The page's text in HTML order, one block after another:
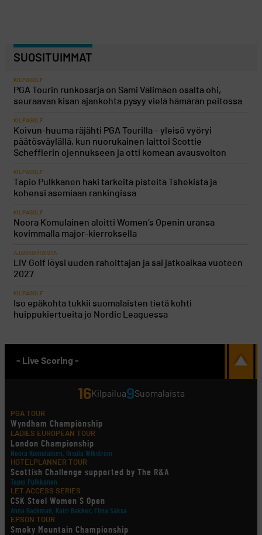
SUOSITUIMMAT
KILPAGOLF
PGA Tourin runkosarja on Sami Välimäen osalta ohi,
seuraavan kisan ajankohta pysyy vielä hämärän peitossa
KILPAGOLF
Koivun-huuma räjähti PGA Tourilla – yleisö vyöryi
päätösväylällä, kun nuorukainen laittoi Scottie
Schefflerin ojennukseen ja otti komean avausvoiton
KILPAGOLF
Tapio Pulkkanen haki tärkeitä pisteitä Tshekistä ja
kohensi asemiaan rankingissa
KILPAGOLF
Noora Komulainen aloitti Women’s Openin uransa
kovimmalla major-kierroksella
AJANKOHTAISTA
LIV Golf löysi uuden rahoittajan ja sai jatkoaikaa vuoteen
2027
KILPAGOLF
Iso epäkohta tukkii suomalaisten tietä kohti
huippukiertueita jo Nordic Leaguessa
- Live Scoring -
16Kilpailua9Suomalaista
PGA TOUR
Wyndham Championship
LADIES EUROPEAN TOUR
London Championship
Noora Komulainen, Ursula Wikström
HOTELPLANNER TOUR
Scottish Challenge supported by The R&A
Tapio Pulkkanen
LET ACCESS SERIES
CSK Steel Women´S Open
Anna Backman, Katri Bakker, Elina Saksa
EPSON TOUR
Smoky Mountain Championship